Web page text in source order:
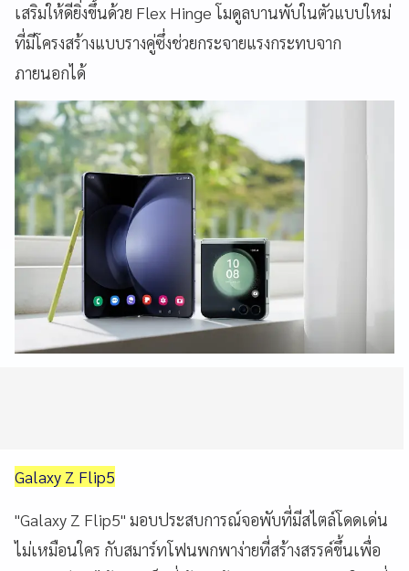
เสริมให้ดียิ่งขึ้นด้วย Flex Hinge โมดูลบานพับในตัวแบบใหม่
ที่มีโครงสร้างแบบรางคู่ซึ่งช่วยกระจายแรงกระทบจาก
ภายนอกได้
Galaxy Z Flip5
"Galaxy Z Flip5" มอบประสบการณ์จอพับที่มีสไตล์โดดเด่น
ไม่เหมือนใคร กับสมาร์ทโฟนพกพาง่ายที่สร้างสรรค์ขึ้นเพื่อ